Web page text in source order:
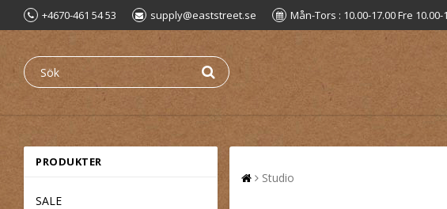
+4670-461 54 53 supply@eaststreet.se Mån-Tors : 10.00-17.00 Fre 10.00-
PRODUKTER
SALE
Studio